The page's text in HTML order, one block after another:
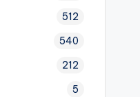
512
540
212
5